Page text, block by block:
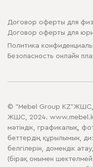
Договор оферты для
Договор оферты для
Политика
Безопасность онлайн
© "Mebel Group KZ"ЖШС,
ЖШС, 2024.
мәтіндік, графикалық,
беттердің құрылымын,
белгілерін, домендік
(бірақ онымен